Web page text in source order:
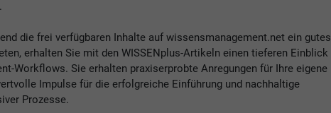
die frei verfügbaren Inhalte auf wissensmanagement.net ein gutes
erhalten Sie mit den WISSENplus-Artikeln einen tieferen Einblick
Workflows. Sie erhalten praxiserprobte Anregungen für Ihre eigene
Impulse für die erfolgreiche Einführung und nachhaltige
Prozesse.